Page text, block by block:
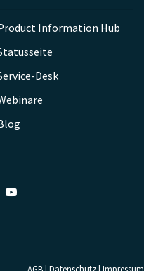
Information Hub
Desk
Instagram